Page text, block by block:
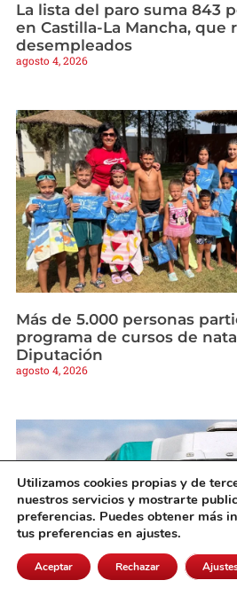
La lista del paro suma 843
en Castilla-La Mancha, que
desempleados
agosto 4, 2026
Más de 5.000 personas
programa de cursos de
Diputación
agosto 4, 2026
Utilizamos cookies propias y de
nuestros servicios y mostrarte
preferencias. Puedes obtener más
tus preferencias en ajustes.
Aceptar Rechazar